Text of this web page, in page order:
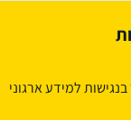
למידע ארגוני